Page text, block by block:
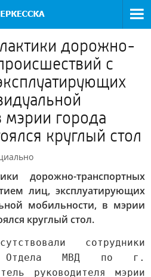
дорожно-
с
мэрии города
круглый стол
дорожно-транспортных
лиц, эксплуатирующих
мобильности, в мэрии
круглый стол.
сотрудники
Отдела МВД по г.
руководителя мэрии